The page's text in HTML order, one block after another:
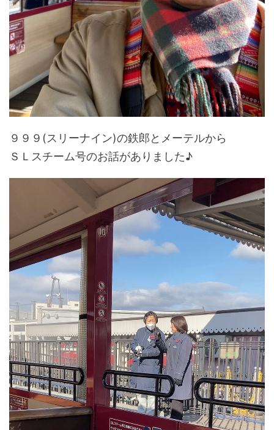
９９９(スリーナイン)の鉄郎とメーテルから
ＳＬスチーム号のお話がありました♪